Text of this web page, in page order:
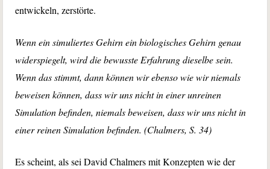
entwickeln, zerstörte.
Wenn ein simuliertes Gehirn ein biologisches Gehirn genau
widerspiegelt, wird die bewusste Erfahrung dieselbe sein.
Wenn das stimmt, dann können wir ebenso wie wir niemals
beweisen können, dass wir uns nicht in einer unreinen
Simulation befinden, niemals beweisen, dass wir uns nicht in
einer reinen Simulation befinden. (Chalmers, S. 34)
Es scheint, als sei David Chalmers mit Konzepten wie der